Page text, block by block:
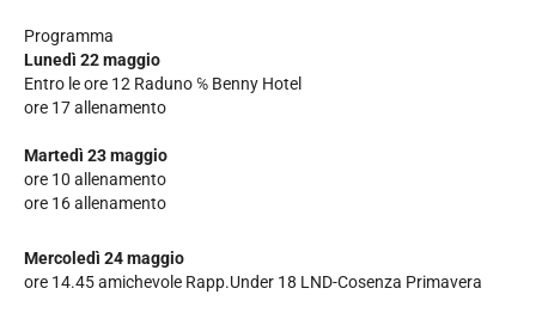
Programma
Lunedì 22 maggio
Entro le ore 12 Raduno ℅ Benny Hotel
ore 17 allenamento
Martedì 23 maggio
ore 10 allenamento
ore 16 allenamento
Mercoledì 24 maggio
ore 14.45 amichevole Rapp.Under 18 LND-Cosenza Primavera